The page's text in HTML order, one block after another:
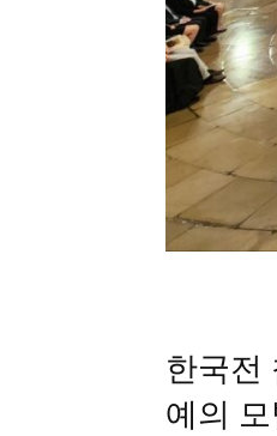
한국전
예의 모